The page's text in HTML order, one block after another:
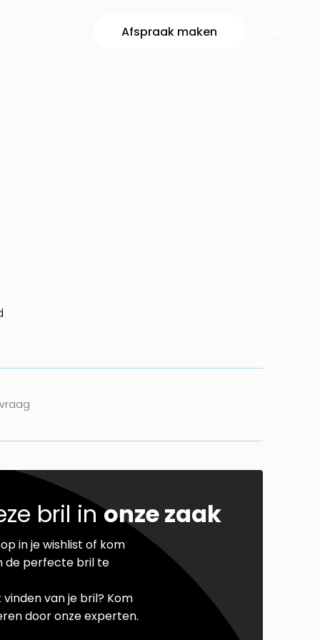
Afspraak maken
bril inonze zaak
in je wishlist of kom
de perfecte bril te
van je bril? Kom
door onze experten.